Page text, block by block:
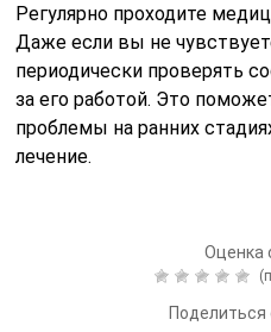
Регулярно проходите
Даже если вы не
периодически проверять
за его работой. Это
проблемы на ранних
лечение.
Оценка
Поделиться